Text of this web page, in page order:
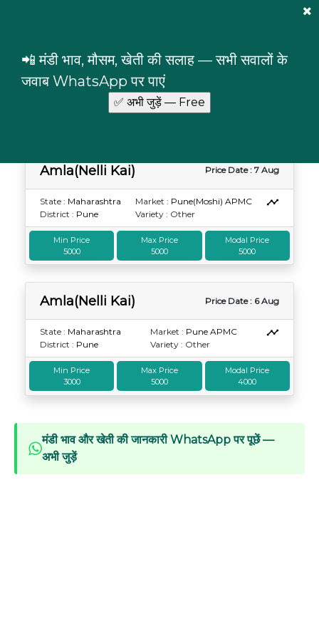
📲 मंडी भाव, मौसम, खेती की सलाह — सभी सवालों के
जवाब WhatsApp पर पाएं
Login
Amla(Nelli Kai) Maharashtra
Amla(Nelli Kai) Price Date : 7 Aug
State : Maharashtra
District : Pune
Market : Pune(Moshi) APMC
Variety : Other
Min Price
5000
Max Price
5000
Modal Price
5000
Amla(Nelli Kai) Price Date : 6 Aug
State : Maharashtra
District : Pune
Market : Pune APMC
Variety : Other
Min Price
3000
Max Price
5000
Modal Price
4000
मंडी भाव और खेती की जानकारी WhatsApp पर पूछें —
अभी जुड़ें